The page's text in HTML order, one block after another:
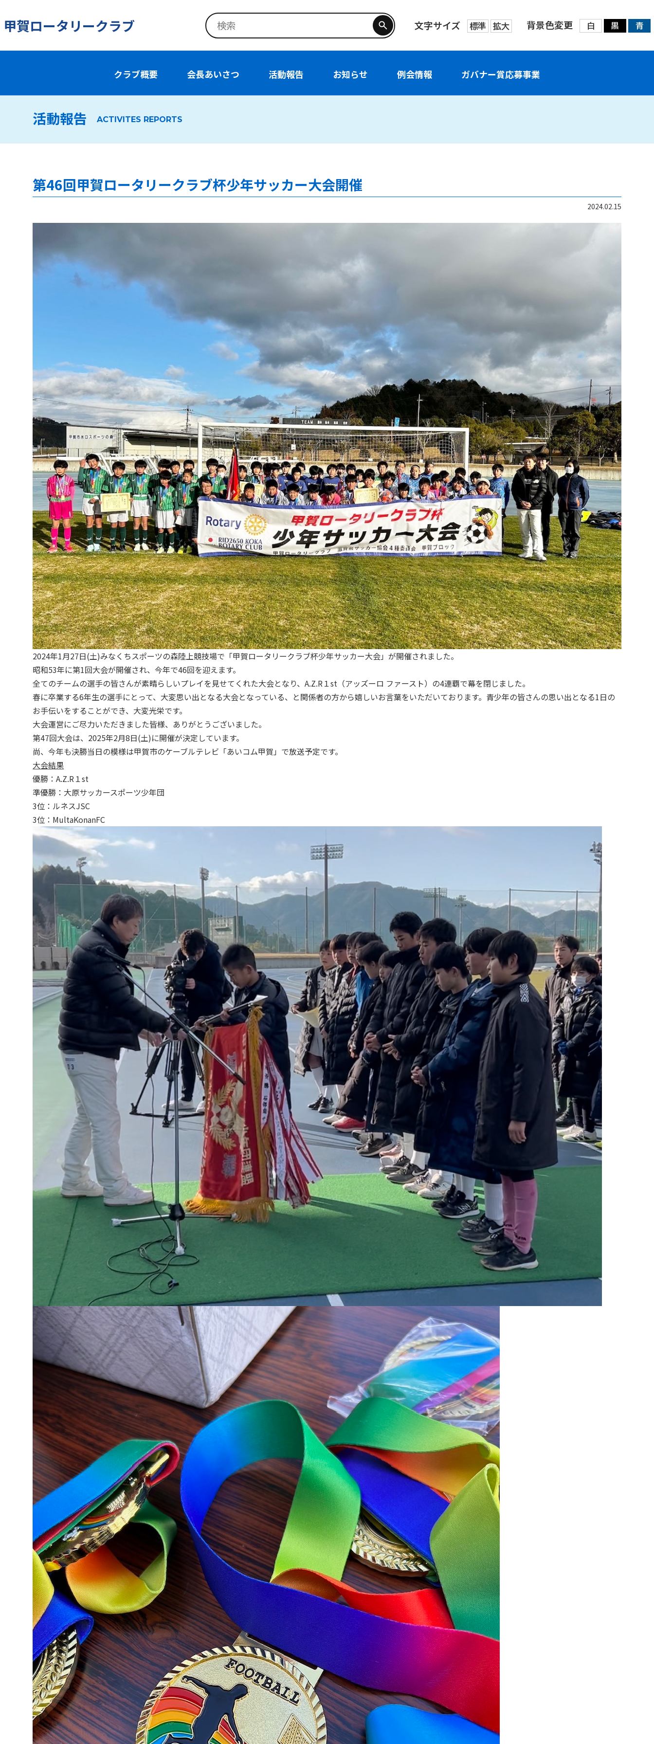
甲賀ロータリークラブ 文字サイズ 標準 拡大 背景色変更 白 黒 青
クラブ概要 会長あいさつ 活動報告 お知らせ 例会情報 ガバナー賞応募事業
活動報告 ACTIVITES REPORTS
第46回甲賀ロータリークラブ杯少年サッカー大会開催
2024.02.15
2024年1月27日(土)みなくちスポーツの森陸上競技場で「甲賀ロータリークラブ杯少年サッカー大会」が開催されました。
昭和53年に第1回大会が開催され、今年で46回を迎えます。
全てのチームの選手の皆さんが素晴らしいプレイを見せてくれた大会となり、A.Z.R１st（アッズーロ ファースト）の4連覇で幕を閉じました。
春に卒業する6年生の選手にとって、大変思い出となる大会となっている、と関係者の方から嬉しいお言葉をいただいております。青少年の皆さんの思い出となる1日の
お手伝いをすることができ、大変光栄です。
大会運営にご尽力いただきました皆様、ありがとうございました。
第47回大会は、2025年2月8日(土)に開催が決定しています。
尚、今年も決勝当日の模様は甲賀市のケーブルテレビ「あいコム甲賀」で放送予定です。
大会結果
優勝：A.Z.R１st
準優勝：大原サッカースポーツ少年団
3位：ルネスJSC
3位：MultaKonanFC